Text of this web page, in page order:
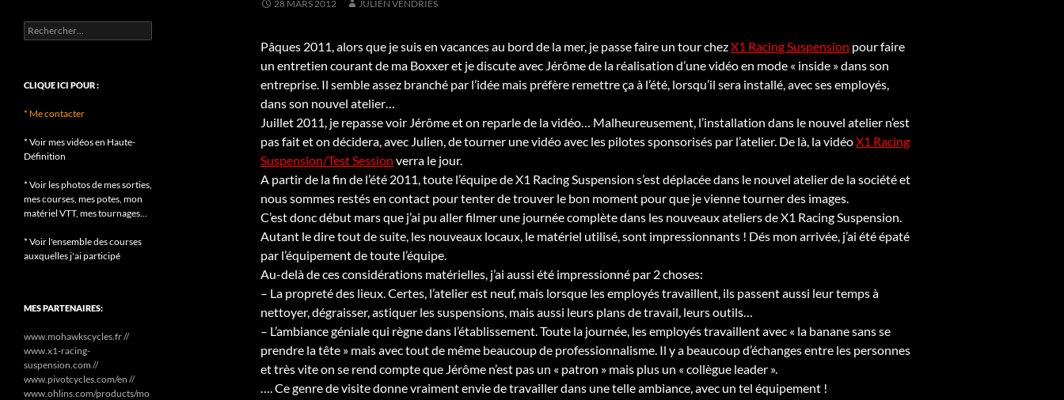
28 MARS 2012 JULIEN VENDRIES
Pâques 2011, alors que je suis en vacances au bord de la mer, je passe faire un tour chezX1 Racing Suspension pour faire
un entretien courant de ma Boxxer et je discute avec Jérôme de la réalisation d’une vidéo en mode « inside » dans son
entreprise. Il semble assez branché par l’idée mais préfère remettre ça à l’été, lorsqu’il sera installé, avec ses employés,
dans son nouvel atelier…
Juillet 2011, je repasse voir Jérôme et on reparle de la vidéo… Malheureusement, l’installation dans le nouvel atelier n’est
pas fait et on décidera, avec Julien, de tourner une vidéo avec les pilotes sponsorisés par l’atelier. De là, la vidéoX1 Racing
Suspension/Test Session verra le jour.
A partir de la fin de l’été 2011, toute l’équipe de X1 Racing Suspension s’est déplacée dans le nouvel atelier de la société et
nous sommes restés en contact pour tenter de trouver le bon moment pour que je vienne tourner des images.
C’est donc début mars que j’ai pu aller filmer une journée complète dans les nouveaux ateliers de X1 Racing Suspension.
Autant le dire tout de suite, les nouveaux locaux, le matériel utilisé, sont impressionnants ! Dés mon arrivée, j’ai été épaté
par l’équipement de toute l’équipe.
Au-delà de ces considérations matérielles, j’ai aussi été impressionné par 2 choses:
– La propreté des lieux. Certes, l’atelier est neuf, mais lorsque les employés travaillent, ils passent aussi leur temps à
nettoyer, dégraisser, astiquer les suspensions, mais aussi leurs plans de travail, leurs outils…
– L’ambiance géniale qui règne dans l’établissement. Toute la journée, les employés travaillent avec « la banane sans se
prendre la tête » mais avec tout de même beaucoup de professionnalisme. Il y a beaucoup d’échanges entre les personnes
et très vite on se rend compte que Jérôme n’est pas un « patron » mais plus un « collègue leader ».
…. Ce genre de visite donne vraiment envie de travailler dans une telle ambiance, avec un tel équipement !
Rechercher :
CLIQUE ICI POUR :
* Me contacter
* Voir mes vidéos en Haute-
Définition
* Voir les photos de mes sorties,
mes courses, mes potes, mon
matériel VTT, mes tournages...
* Voir l'ensemble des courses
auxquelles j'ai participé
MES PARTENAIRES:
www.mohawkscycles.fr //
www.x1-racing-
suspension.com //
www.pivotcycles.com/en //
www.ohlins.com/products/mo